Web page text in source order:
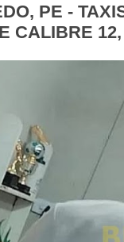
PE -
CALIBRE